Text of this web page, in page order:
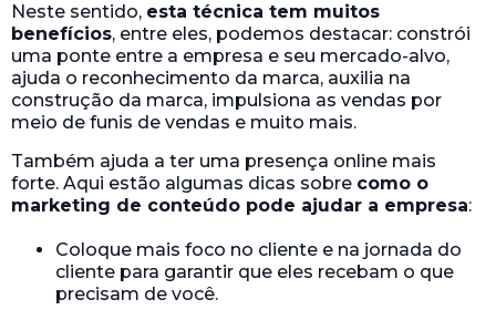
Neste sentido, esta técnica tem muitos
benefícios, entre eles, podemos destacar: constrói
uma ponte entre a empresa e seu mercado-alvo,
ajuda o reconhecimento da marca, auxilia na
construção da marca, impulsiona as vendas por
meio de funis de vendas e muito mais.
Também ajuda a ter uma presença online mais
forte. Aqui estão algumas dicas sobre como o
marketing de conteúdo pode ajudar a empresa:
Coloque mais foco no cliente e na jornada do
cliente para garantir que eles recebam o que
precisam de você.